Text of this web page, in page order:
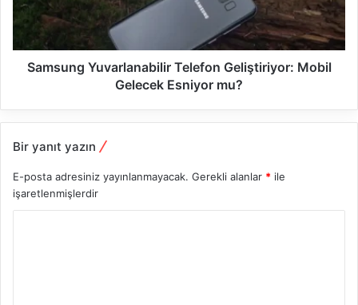
Samsung Yuvarlanabilir Telefon Geliştiriyor: Mobil
Gelecek Esniyor mu?
Bir yanıt yazın
E-posta adresiniz yayınlanmayacak. Gerekli alanlar * ile
işaretlenmişlerdir